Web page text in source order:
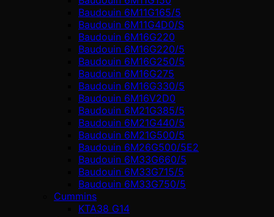
Baudouin 6M11G165/5
Baudouin 6M11G4D0/S
Baudouin 6M16G220
Baudouin 6M16G220/5
Baudouin 6M16G250/5
Baudouin 6M16G275
Baudouin 6M16G330/5
Baudouin 6M16V2D0
Baudouin 6M21G385/5
Baudouin 6M21G440/5
Baudouin 6M21G500/5
Baudouin 6M26G500/5E2
Baudouin 6M33G660/5
Baudouin 6M33G715/5
Baudouin 6M33G750/5
Cummins
KTA38 G14